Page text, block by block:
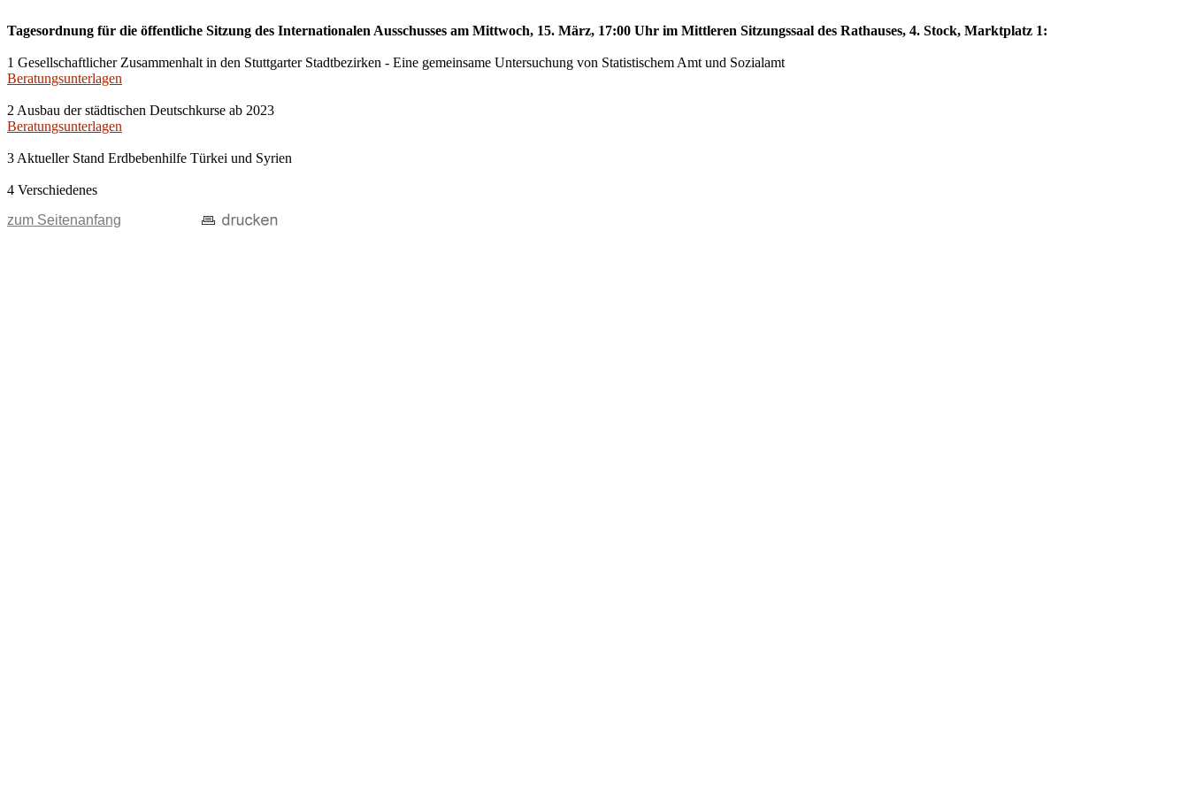
Tagesordnung für die öffentliche Sitzung des Internationalen Ausschusses am Mittwoch, 15. März, 17:00 Uhr im Mittleren Sitzungssaal des Rathauses, 4. Stock, Marktplatz 1:
1 Gesellschaftlicher Zusammenhalt in den Stuttgarter Stadtbezirken - Eine gemeinsame Untersuchung von Statistischem Amt und Sozialamt
Beratungsunterlagen
2 Ausbau der städtischen Deutschkurse ab 2023
Beratungsunterlagen
3 Aktueller Stand Erdbebenhilfe Türkei und Syrien
4 Verschiedenes
zum Seitenanfang